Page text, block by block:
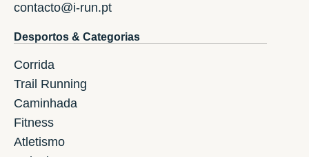
contacto@i-run.pt
Desportos & Categorias
Corrida
Trail Running
Caminhada
Fitness
Atletismo